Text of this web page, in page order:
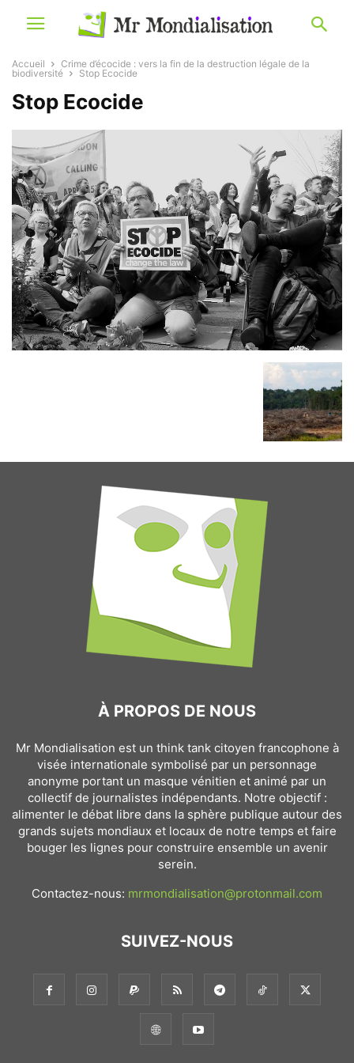
Accueil
Crime d’écocide : vers la fin de la destruction légale de la
biodiversité
Stop Ecocide
Stop Ecocide
À PROPOS DE NOUS
Mr Mondialisation est un think tank citoyen francophone à
visée internationale symbolisé par un personnage
anonyme portant un masque vénitien et animé par un
collectif de journalistes indépendants. Notre objectif :
alimenter le débat libre dans la sphère publique autour des
grands sujets mondiaux et locaux de notre temps et faire
bouger les lignes pour construire ensemble un avenir
serein.
Contactez-nous: mrmondialisation@protonmail.com
SUIVEZ-NOUS